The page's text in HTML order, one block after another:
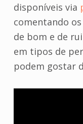
disponíveis via
comentando
de bom e de
em tipos de
podem gostar